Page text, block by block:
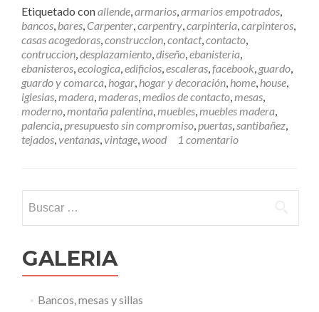
e
r
m
á
s
C
ó
m
o
p
r
Etiquetado conallende,armarios,armarios empotrados,
bancos, bares, Carpenter,carpentry,carpinteria,carpinteros,
casas acogedoras,construccion,contact,contacto,
contruccion,desplazamiento,diseño,ebanisteria,
ebanisteros,ecologica,edificios,escaleras,facebook, guardo,
guardo y comarca, hogar, hogar y decoración, home, house,
iglesias,madera,maderas,medios de contacto,mesas,
moderno,montaña palentina,muebles,muebles madera,
palencia,presupuesto sin compromiso,puertas,santibañez,
tejados,ventanas,vintage,wood 1 comentario
GALERIA
Bancos, mesas y sillas